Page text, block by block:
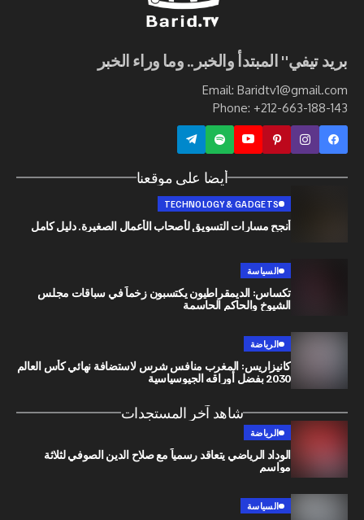
المبتدأ والخبر.. وما وراء الخبر
Email:
Phone: +212-
أيضا على موقعنا
TECHNOLOGY & GADGETS
أنجح مسارات التسويق لأصحاب الأعمال الصغيرة. دليل كامل
تكساس: الديمقراطيون يكتسبون زخماً في سباقات مجلس
الشيوخ والحاكم الحاسمة
كانيزاريس: المغرب منافس شرس لاستضافة نهائي كأس العالم
شاهد آخر المستجدات
الوداد الرياضي يتعاقد رسمياً مع صلاح الدين الصوفي لثلاثة
مواسم